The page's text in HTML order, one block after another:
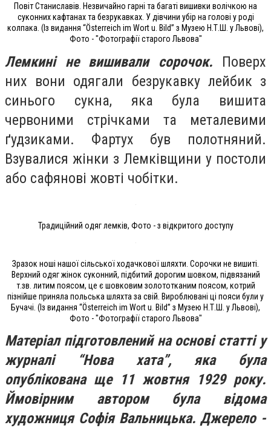
Повіт Станиславів. Незвичайно гарні та багаті вишивки волічкою на
суконних кафтанах та безрукавках. У дівчини убір на голові у роді
колпака. (Із видання “Österreich im Wort u. Bild” з Музею Н.Т.Ш. у Львові),
Фото - "Фотографії старого Львова"
Лемкині не вишивали сорочок. Поверх
них вони одягали безрукавку лейбик з
синього сукна, яка була вишита
червоними стрічками та металевими
ґудзиками. Фартух був полотняний.
Взувалися жінки з Лемківщини у постоли
або сафянові жовті чобітки.
Традиційний одяг лемків, Фото - з відкритого доступу
Зразок ноші нашої сільської ходачкової шляхти. Сорочки не вишиті.
Верхний одяг жінок суконний, підбитий дорогим шовком, підвязаний
т.зв. литим поясом, це є шовковим золототканим поясом, котрий
пізнійше приняла польська шляхта за свій. Вироблювані ці пояси були у
Бучачі. (Із видання “Österreich im Wort u. Bild” з Музею Н.Т.Ш. у Львові),
Фото - "Фотографії старого Львова"
Матеріал підготовлений на основі статті у
журналі “Нова хата”, яка була
опублікована ще 11 жовтня 1929 року.
Ймовірним автором була відома
художниця Софія Вальницька. Джерело -